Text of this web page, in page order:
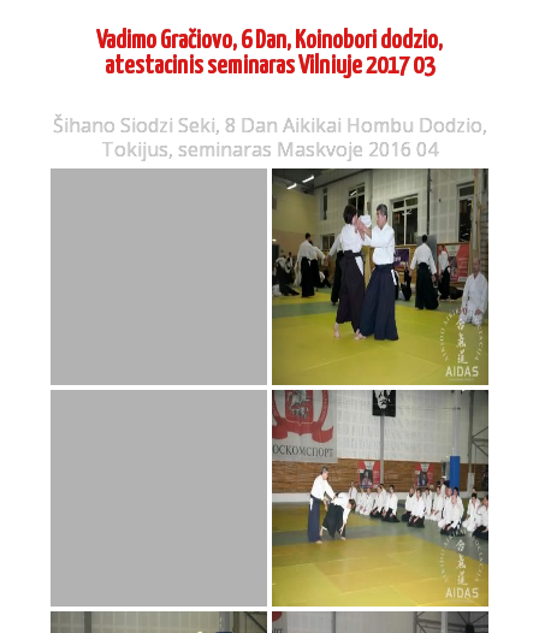
Vadimo Gračiovo, 6 Dan, Koinobori dodzio,
atestacinis seminaras Vilniuje 2017 03
Šihano Siodzi Seki, 8 Dan Aikikai Hombu Dodzio,
Tokijus, seminaras Maskvoje 2016 04